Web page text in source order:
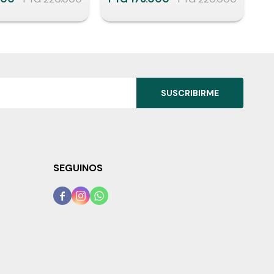
SUSCRIBIRME
SEGUINOS
  